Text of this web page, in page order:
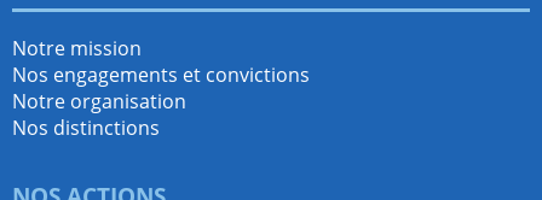
Notre mission
Nos engagements et convictions
Notre organisation
Nos distinctions